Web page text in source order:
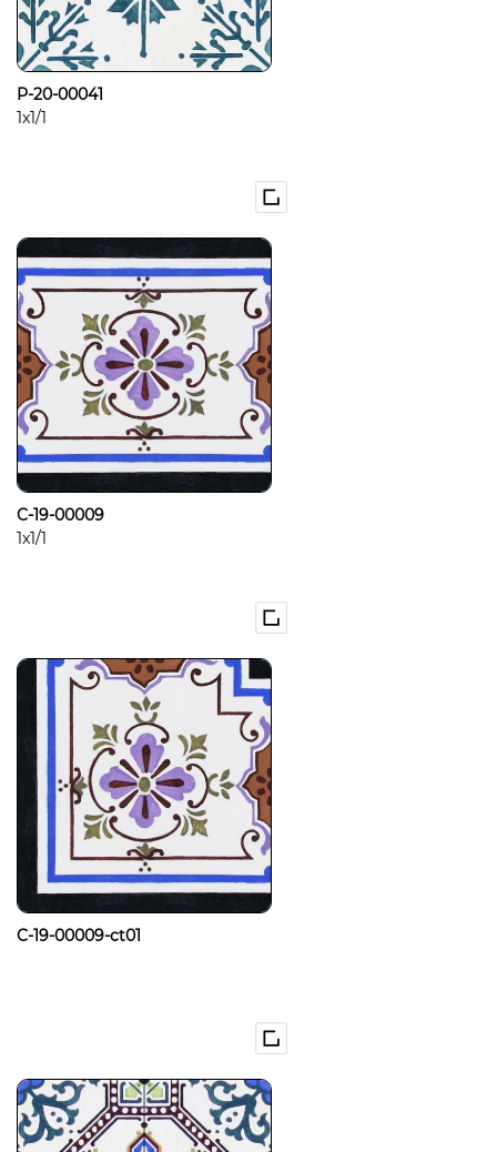
P-20-00041
1x1/1
C-19-00009
1x1/1
C-19-00009-ct01